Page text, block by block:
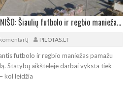
STATYBOS ARTĖJA PRIE FINIŠO: Šiaulių futbolo ir regbio maniežas įgavo kontūrus
PILOTAS.LT
futbolo ir regbio maniežas pamažu
Statybų aikštelėje darbai vyksta tiek
kol leidžia